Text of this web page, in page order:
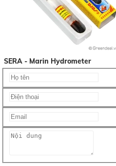
SERA - Marin Hydrometer